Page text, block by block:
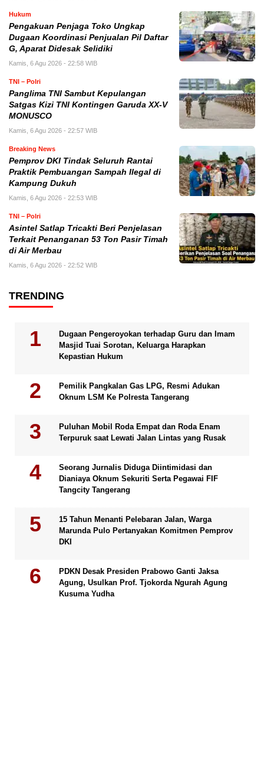
Hukum
Pengakuan Penjaga Toko Ungkap
Dugaan Koordinasi Penjualan Pil Daftar
G, Aparat Didesak Selidiki
Kamis, 6 Agu 2026 - 22:58 WIB
TNI – Polri
Panglima TNI Sambut Kepulangan
Satgas Kizi TNI Kontingen Garuda XX-V
MONUSCO
Kamis, 6 Agu 2026 - 22:57 WIB
Breaking News
Pemprov DKI Tindak Seluruh Rantai
Praktik Pembuangan Sampah Ilegal di
Kampung Dukuh
Kamis, 6 Agu 2026 - 22:53 WIB
TNI – Polri
Asintel Satlap Tricakti Beri Penjelasan
Terkait Penanganan 53 Ton Pasir Timah
di Air Merbau
Kamis, 6 Agu 2026 - 22:52 WIB
TRENDING
Dugaan Pengeroyokan terhadap Guru dan Imam
Masjid Tuai Sorotan, Keluarga Harapkan
Kepastian Hukum
Pemilik Pangkalan Gas LPG, Resmi Adukan
Oknum LSM Ke Polresta Tangerang
Puluhan Mobil Roda Empat dan Roda Enam
Terpuruk saat Lewati Jalan Lintas yang Rusak
Seorang Jurnalis Diduga Diintimidasi dan
Dianiaya Oknum Sekuriti Serta Pegawai FIF
Tangcity Tangerang
15 Tahun Menanti Pelebaran Jalan, Warga
Marunda Pulo Pertanyakan Komitmen Pemprov
DKI
PDKN Desak Presiden Prabowo Ganti Jaksa
Agung, Usulkan Prof. Tjokorda Ngurah Agung
Kusuma Yudha